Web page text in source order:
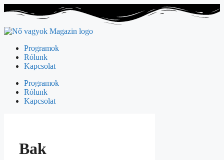
Programok
Rólunk
Kapcsolat
Programok
Rólunk
Kapcsolat
Bak